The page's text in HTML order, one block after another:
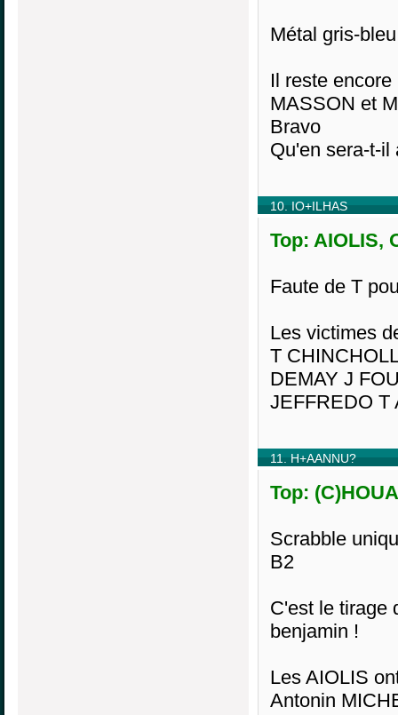
Métal gris-
Il reste
MASSON et
Bravo
Qu'en sera-t-il
10. IO+ILHAS
Top: AIOLIS,
Faute de T
Les victimes
T
DEMAY J
JEFFREDO T
11. H+AANNU?
Top:
Scrabble
B2
C'est le tirage
benjamin !
Les AIOLIS
Antonin